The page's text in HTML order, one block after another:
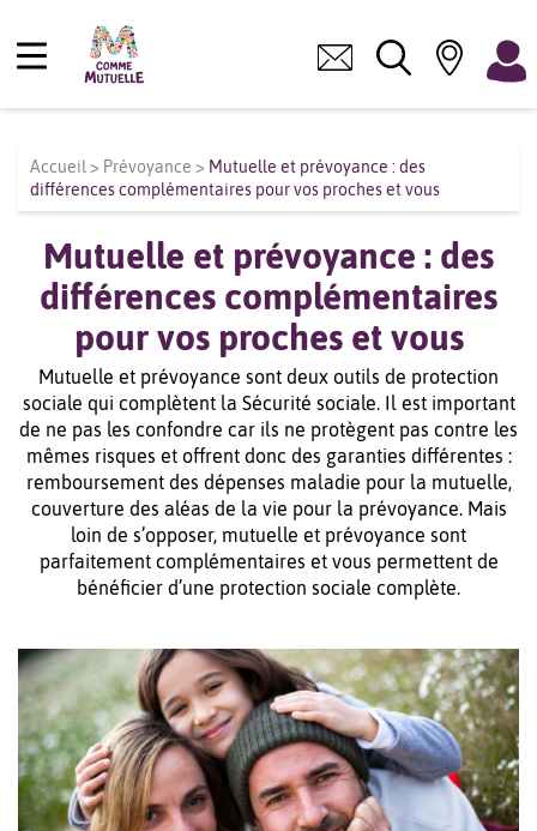
Accueil > Prévoyance > Mutuelle et prévoyance : des
différences complémentaires pour vos proches et vous
Mutuelle et prévoyance : des
différences complémentaires
pour vos proches et vous
Mutuelle et prévoyance sont deux outils de protection
sociale qui complètent la Sécurité sociale. Il est important
de ne pas les confondre car ils ne protègent pas contre les
mêmes risques et offrent donc des garanties différentes :
remboursement des dépenses maladie pour la mutuelle,
couverture des aléas de la vie pour la prévoyance. Mais
loin de s’opposer, mutuelle et prévoyance sont
parfaitement complémentaires et vous permettent de
bénéficier d’une protection sociale complète.